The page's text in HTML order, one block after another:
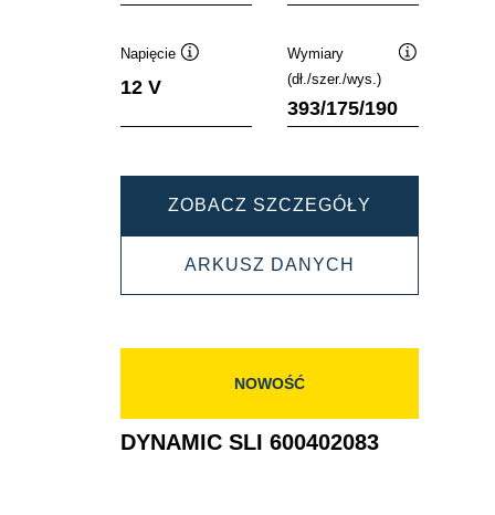
Napięcie
12 V
Wymiary
(dł./szer./wys.)
393/175/190
ZOBACZ SZCZEGÓŁY
SLI
ARKUSZ DANYCH
SLI
NOWOŚĆ
DYNAMIC SLI 600402083